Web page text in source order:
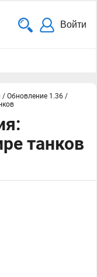
Войти
/ Обновление 1.36 /
танков